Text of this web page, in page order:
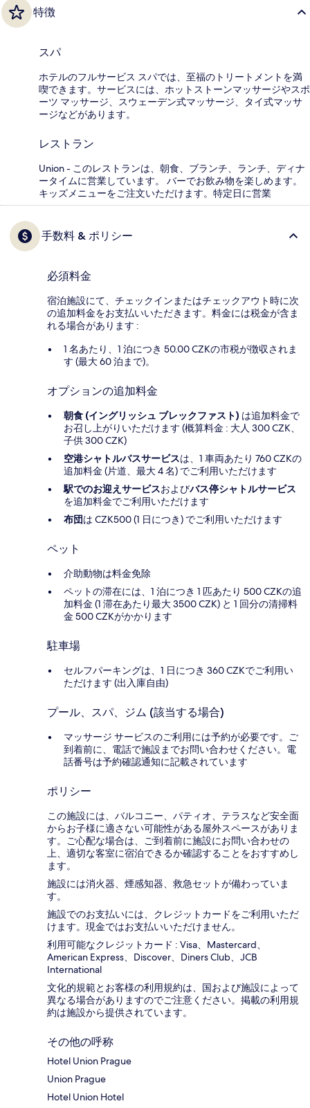
特徴
スパ
ホテルのフルサービス スパでは、至福のトリートメントを満
喫できます。サービスには、ホットストーンマッサージやスポ
ーツ マッサージ、スウェーデン式マッサージ、タイ式マッサ
ージなどがあります。
レストラン
Union - このレストランは、朝食、ブランチ、ランチ、ディナ
ータイムに営業しています。 バーでお飲み物を楽しめます。
キッズメニューをご注文いただけます。特定日に営業
手数料 & ポリシー
必須料金
宿泊施設にて、チェックインまたはチェックアウト時に次
の追加料金をお支払いいただきます。料金には税金が含ま
れる場合があります :
1 名あたり、1 泊につき 50.00 CZKの市税が徴収されま
す (最大 60 泊まで)。
オプションの追加料金
朝食 (イングリッシュ ブレックファスト) は追加料金で
お召し上がりいただけます (概算料金 : 大人 300 CZK、
子供 300 CZK)
空港シャトルバスサービスは、1 車両あたり 760 CZKの
追加料金 (片道、最大 4 名) でご利用いただけます
駅でのお迎えサービスおよびバス停シャトルサービス
を追加料金でご利用いただけます
布団は CZK500 (1 日につき) でご利用いただけます
ペット
介助動物は料金免除
ペットの滞在には、1 泊につき 1 匹あたり 500 CZKの追
加料金 (1 滞在あたり最大 3500 CZK) と 1 回分の清掃料
金 500 CZKがかかります
駐車場
セルフパーキングは、1 日につき 360 CZKでご利用い
ただけます (出入庫自由)
プール、スパ、ジム (該当する場合)
マッサージ サービスのご利用には予約が必要です。ご
到着前に、電話で施設までお問い合わせください。電
話番号は予約確認通知に記載されています
ポリシー
この施設には、バルコニー、パティオ、テラスなど安全面
からお子様に適さない可能性がある屋外スペースがありま
す。ご心配な場合は、ご到着前に施設にお問い合わせの
上、適切な客室に宿泊できるか確認することをおすすめし
ます。
施設には消火器、煙感知器、救急セットが備わっていま
す。
施設でのお支払いには、クレジットカードをご利用いただ
けます。現金ではお支払いいただけません。
利用可能なクレジットカード : Visa、Mastercard、
American Express、Discover、Diners Club、JCB
International
文化的規範とお客様の利用規約は、国および施設によって
異なる場合がありますのでご注意ください。掲載の利用規
約は施設から提供されています。
その他の呼称
Hotel Union Prague
Union Prague
Hotel Union Hotel